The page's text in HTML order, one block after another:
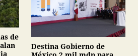
de
Destina Gobierno de